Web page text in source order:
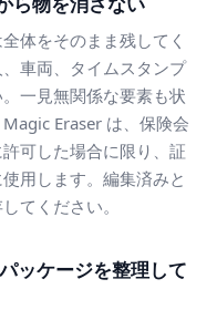
体をそのまま残してく
車両、タイムスタンプ
一見無関係な要素も状
Eraser は、保険会
可した場合に限り、証
用します。編集済みと
てください。
ッケージを整理して